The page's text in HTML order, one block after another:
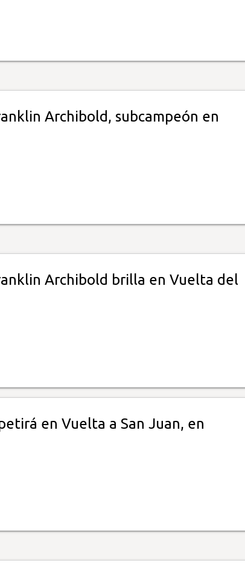
Archibold, subcampeón en
Archibold brilla en Vuelta del
en Vuelta a San Juan, en